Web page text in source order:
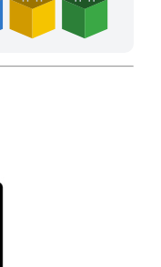
ou de pointes et